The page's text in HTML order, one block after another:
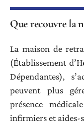
Que recouvre la
La maison de
(Établissement
Dépendantes),
peuvent plus
présence
infirmiers et aides-